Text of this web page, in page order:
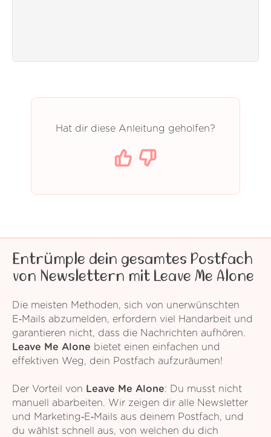
Hat dir diese Anleitung geholfen?
Entrümple dein gesamtes Postfach
von Newslettern mit Leave Me Alone
Die meisten Methoden, sich von unerwünschten
E‑Mails abzumelden, erfordern viel Handarbeit und
garantieren nicht, dass die Nachrichten aufhören.
Leave Me Alone bietet einen einfachen und
effektiven Weg, dein Postfach aufzuräumen!
Der Vorteil von Leave Me Alone: Du musst nicht
manuell abarbeiten. Wir zeigen dir alle Newsletter
und Marketing‑E‑Mails aus deinem Postfach, und
du wählst schnell aus, von welchen du dich